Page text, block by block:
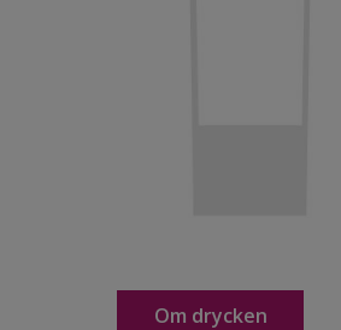
Om drycken